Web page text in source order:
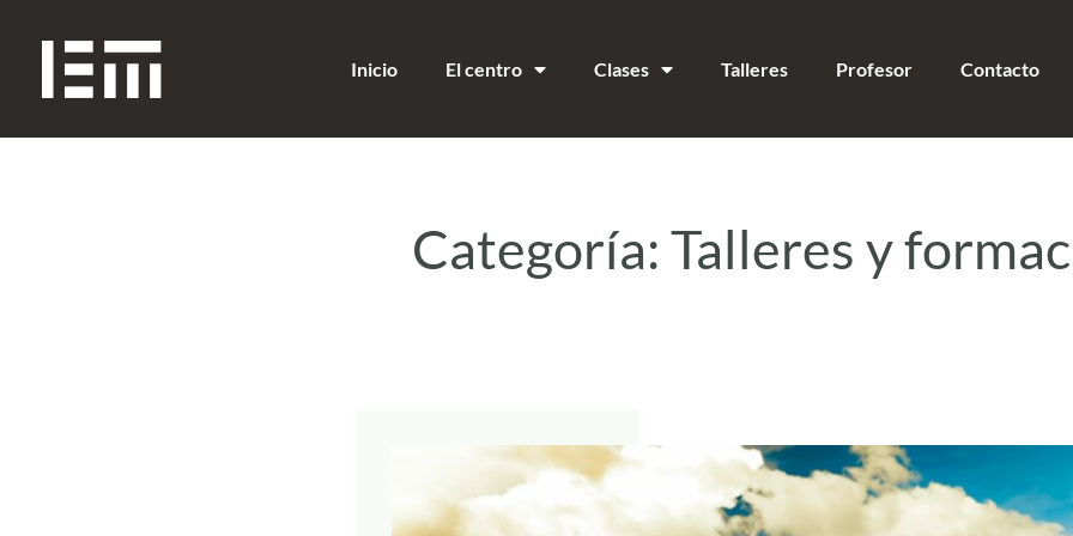
Inicio El centro Clases Talleres Profesor Contacto
Categoría: Talleres y